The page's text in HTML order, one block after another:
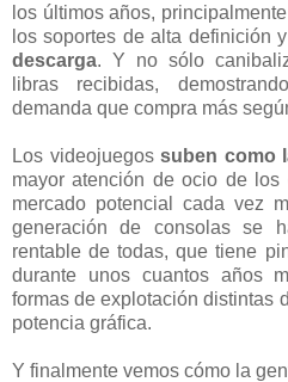
los últimos años,
los soportes de alta definición
descarga. Y no sólo
libras recibidas,
demanda que compra más
Los videojuegossuben como
mayor atención de ocio de los
mercado potencial cada vez
generación de consolas se
rentable de todas, que tiene
durante unos cuantos años
formas de explotación distintas
potencia gráfica.
Y finalmente vemos cómo la